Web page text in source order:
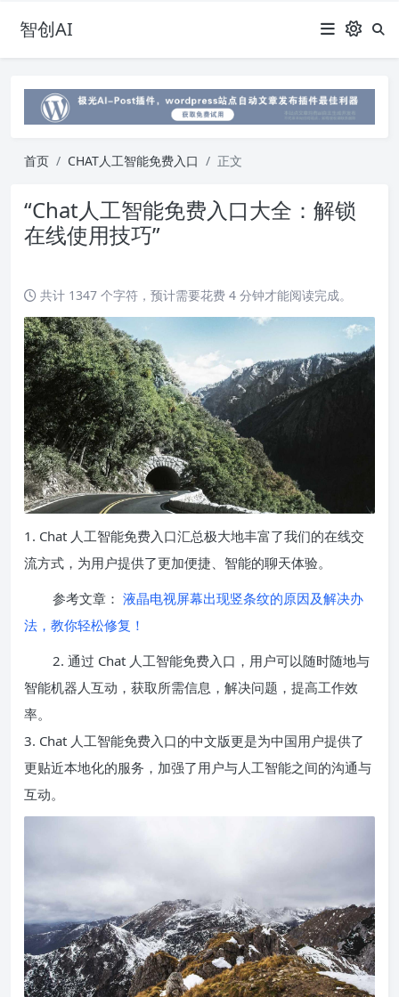
智创AI
首页 CHAT人工智能免费入口 正文
“Chat人工智能免费入口大全：解锁
在线使用技巧”
共计 1347 个字符，预计需要花费 4 分钟才能阅读完成。
1. Chat 人工智能免费入口汇总极大地丰富了我们的在线交
流方式，为用户提供了更加便捷、智能的聊天体验。
参考文章： 液晶电视屏幕出现竖条纹的原因及解决办
法，教你轻松修复！
2. 通过 Chat 人工智能免费入口，用户可以随时随地与
智能机器人互动，获取所需信息，解决问题，提高工作效
率。
3. Chat 人工智能免费入口的中文版更是为中国用户提供了
更贴近本地化的服务，加强了用户与人工智能之间的沟通与
互动。